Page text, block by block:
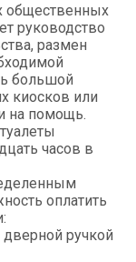
общественных
руководство
размен
большой
киосков или
на помощь.
часов в
оплатить
ручкой